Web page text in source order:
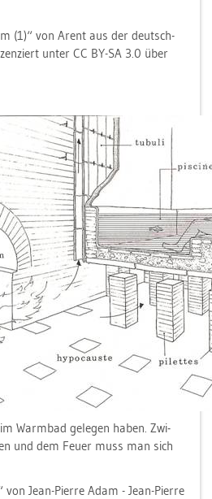
(1)“ von Arent aus der deutsch­
unter CC BY-SA 3.0 über
Warm­bad ge­le­gen haben. Zwi­
und dem Feuer muss man sich
von Jean-Pier­re Adam - Jean-Pier­re